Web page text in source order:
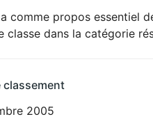
SEXUALITÉ
EXPLICITE
comme propos essentiel
classe dans la catégorie
classement
2005